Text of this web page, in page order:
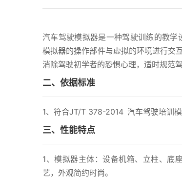
汽车驾驶模拟器是一种驾驶训练的教
模拟器的操作部件与虚拟的环境进行交
消除驾驶初学者的恐惧心理，适时规范
二、依据标准
1、符合JT/T 378-2014 汽车驾驶培训
三、性能特点
1、模拟器主体：设备机箱、立柱、底
艺，外观简约时尚。